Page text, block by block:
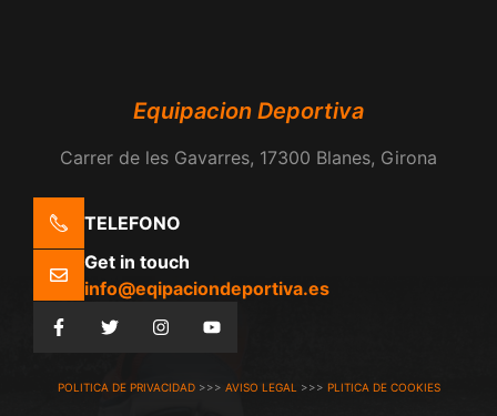
Equipacion Deportiva
Carrer de les Gavarres, 17300 Blanes, Girona
TELEFONO
Get in touch
info@eqipaciondeportiva.es
POLITICA DE PRIVACIDAD>>> AVISO LEGAL >>> PLITICA DE COOKIES